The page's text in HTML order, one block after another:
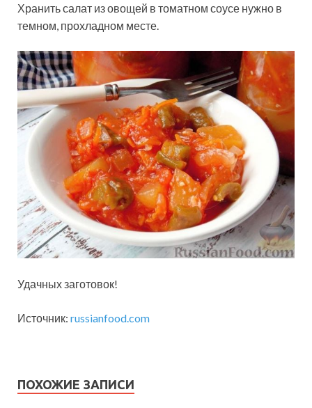
Хранить салат из овощей в томатном соусе нужно в
темном, прохладном месте.
Удачных заготовок!
Источник: russianfood.com
ПОХОЖИЕ ЗАПИСИ